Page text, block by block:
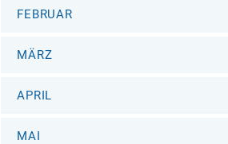
FEBRUAR
MÄRZ
APRIL
MAI